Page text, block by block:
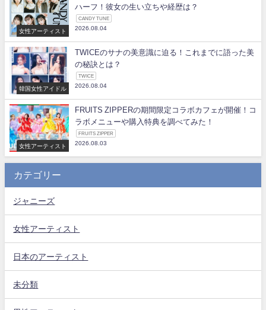
女性アーティスト
ハーフ！彼女の生い立ちや経歴は？
CANDY TUNE
2026.08.04
韓国女性アイドル
TWICEのサナの美意識に迫る！これまでに語った美
の秘訣とは？
TWICE
2026.08.04
女性アーティスト
FRUITS ZIPPERの期間限定コラボカフェが開催！コ
ラボメニューや購入特典を調べてみた！
FRUITS ZIPPER
2026.08.03
カテゴリー
ジャニーズ
女性アーティスト
日本のアーティスト
未分類